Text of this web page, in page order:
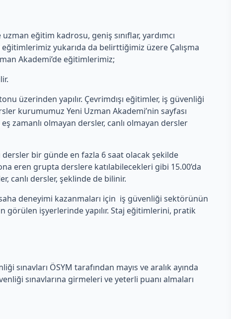
eğitim kadrosu, geniş sınıflar, yardımcı
yukarıda da belirttiğimiz üzere Çalışma
Akademi’de eğitimlerimiz;
üzerinden yapılır. Çevrimdışı eğitimler, iş güvenliği
kurumumuz Yeni Uzman Akademi’nin sayfası
zamanlı olmayan dersler, canlı olmayan dersler
bir günde en fazla 6 saat olacak şekilde
eren grupta derslere katılabilecekleri gibi 15.00’da
canlı dersler, şeklinde de bilinir.
deneyimi kazanmaları için iş güvenliği sektörünün
görülen işyerlerinde yapılır. Staj eğitimlerini, pratik
sınavları ÖSYM tarafından mayıs ve aralık ayında
sınavlarına girmeleri ve yeterli puanı almaları